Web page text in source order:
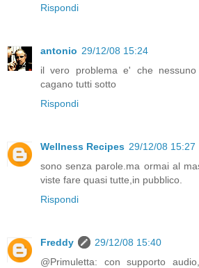
Rispondi
antonio 29/12/08 15:24
il vero problema e' che
cagano tutti sotto
Rispondi
Wellness Recipes 29/12/08 15:27
sono senza parole.ma ormai al
viste fare quasi tutte,in pubblico.
Rispondi
Freddy
29/12/08 15:40
@Primuletta: con supporto